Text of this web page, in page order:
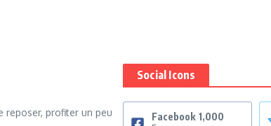
reposer, profiter un peu
Social Icons
Facebook 1,000